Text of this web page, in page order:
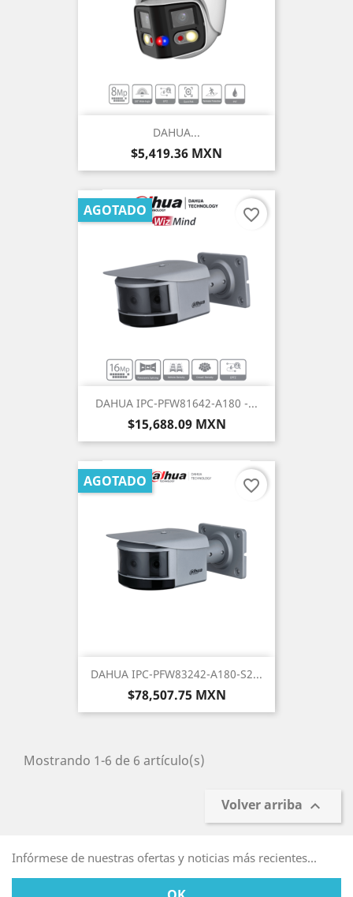
DAHUA...
Precio
$5,419.36 MXN
DAHUA IPC-PFW81642-A180 -...
Precio
$15,688.09 MXN
AGOTADO favorite_border
DAHUA IPC-PFW83242-A180-S2...
Precio
$78,507.75 MXN
AGOTADO favorite_border
Mostrando 1-6 de 6 artículo(s)
Volver arriba 
Infórmese de nuestras ofertas y noticias más recientes...